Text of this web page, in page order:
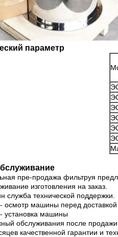
параметр
пре-продажа фильтруя
изготовления на заказ.
служба технической поддержки.
осмотр машины перед доставкой
установка машины
обслуживания после продажи.
качественной гарантии и